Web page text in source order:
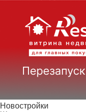
Новостройки